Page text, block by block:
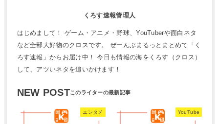
くろす速報管理人
はじめまして！ ゲーム・アニメ・野球、YouTuberや面白ネタ
など全部大好物のクロスです。 ぜーんぶまるっとまとめて「く
ろす速報」からお届け中！ 今日も情報の海をくろす（クロス）
して、アツいネタを追いかけます！
NEW POST
エンタメ YouTube